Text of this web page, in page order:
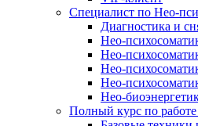
Специалист по Нео-
Диагностика и
Нео-
Нео-
Нео-
Нео-
Нео-
Полный курс по